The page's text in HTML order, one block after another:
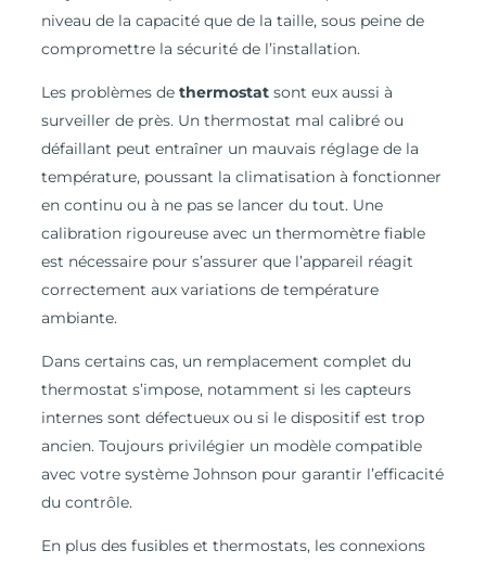
niveau de la capacité que de la taille, sous peine de
compromettre la sécurité de l’installation.
Les problèmes de thermostatsont eux aussi à
surveiller de près. Un thermostat mal calibré ou
défaillant peut entraîner un mauvais réglage de la
température, poussant la climatisation à fonctionner
en continu ou à ne pas se lancer du tout. Une
calibration rigoureuse avec un thermomètre fiable
est nécessaire pour s’assurer que l’appareil réagit
correctement aux variations de température
ambiante.
Dans certains cas, un remplacement complet du
thermostat s’impose, notamment si les capteurs
internes sont défectueux ou si le dispositif est trop
ancien. Toujours privilégier un modèle compatible
avec votre système Johnson pour garantir l’efficacité
du contrôle.
En plus des fusibles et thermostats, les connexions